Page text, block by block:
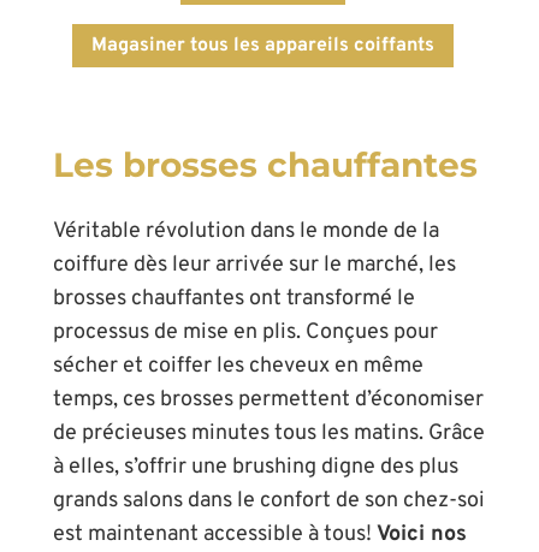
Magasiner tous les appareils coiffants
Les brosses chauffantes
Véritable révolution dans le monde de la
coiffure dès leur arrivée sur le marché, les
brosses chauffantes ont transformé le
processus de mise en plis. Conçues pour
sécher et coiffer les cheveux en même
temps, ces brosses permettent d’économiser
de précieuses minutes tous les matins. Grâce
à elles, s’offrir une brushing digne des plus
grands salons dans le confort de son chez-soi
est maintenant accessible à tous! Voici nos